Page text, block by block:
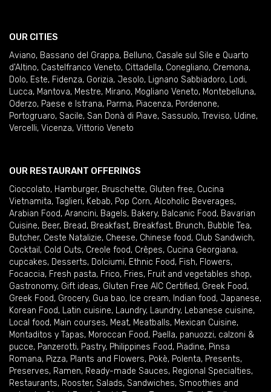
OUR CITIES
Aviano, Bassano del Grappa, Belluno, Casale sul Sile e Quarto
d'Altino, Castelfranco Veneto, Cittadella, Conegliano, Cremona,
Dolo, Este, Fidenza, Gorizia, Jesolo, Lignano Sabbiadoro, Lodi,
Lucca, Mantova, Mestre, Mirano, Mogliano Veneto, Montebelluna,
Oderzo, Paese e Istrana, Parma, Piacenza, Pordenone,
Portogruaro, Sacile, San Donà di Piave, Sassuolo, Treviso, Udine,
Vercelli, Vicenza, Vittorio Veneto
OUR RESTAURANT OFFERINGS
Cioccolato, Hamburger, Bruschette, Gluten free, Cucina
Vietnamita, Taglieri, Kebab, Pop Corn, Alcoholic Beverages,
Arabian Food, Arancini, Bagels, Bakery, Balcanic Food, Bavarian
Cuisine, Beer, Bread, Breakfast, Breakfast, Brunch, Bubble Tea,
Butcher, Ceste Natalizie, Cheese, Chinese food, Club Sandwich,
Cocktail , Cold Cuts, Creole food, Crêpes, Cucina Georgiana,
cupcakes, Desserts, Dolciumi, Ethnic Food, Fish, Flowers,
Focaccia, Fresh pasta, Frico, Fries, Fruit and vegetables shop,
Gastronomy, Gift ideas, Gluten Free AIC Certified, Greek Food,
Greek Food, Grocery, Gua bao, Ice cream, Indian food, Japanese,
Korean Food, Latin cuisine, Laundry, Laundry, Lebanese cuisine,
Local food, Main courses, Meat, Meatballs, Mexican Cuisine,
Montaditos y Tapas, Moroccan Food, Paella, panuozzi, calzoni &
pucce, Panzerotti, Pastry, Philippines Food, Piadine, Pinsa
Romana, Pizza, Plants and Flowers, Pokè, Polenta, Presents,
Preserves, Ramen, Ready-made Sauces, Regional Specialties,
Restaurants, Rooster, Salads, Sandwiches, Smoothies and